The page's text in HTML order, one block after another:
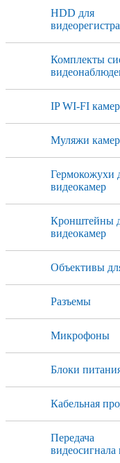
HDD для
Комплекты
IP WI-FI
Муляжи камер
Гермокожухи
видеокамер
Кронштейны
видеокамер
Объективы
Разъемы
Микрофоны
Блоки
Кабельная
Передача